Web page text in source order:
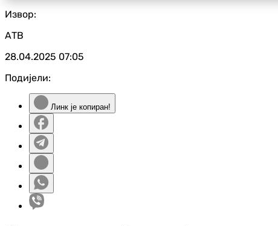
Извор:
АТВ
28.04.2025 07:05
Подијели:
Линк је копиран!